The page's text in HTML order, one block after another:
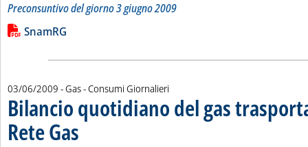
Preconsuntivo del giorno 3 giugno 2009
Leggi tutta la notizia: 'Bilancio quotidiano del gas
Lista allegati PDF alla notizia
SnamRG
03/06/2009 - Gas - Consumi Giornalieri
Bilancio quotidiano del gas
Rete Gas . Sottotitolo: Preconsuntivo del giorno 2 giugno 2009
. Pubblicata mercoledì 03 giugno 2009 alle 15.20.